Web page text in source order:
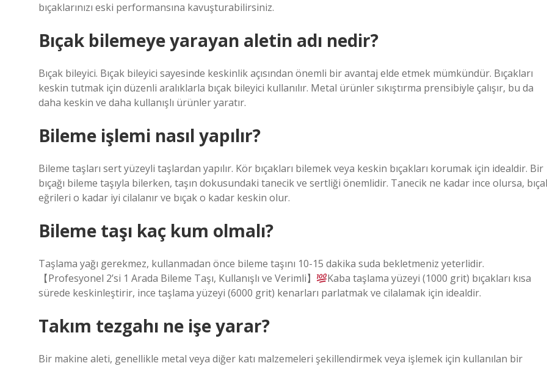
bıçaklarınızı eski performansına kavuşturabilirsiniz.
Bıçak bilemeye yarayan aletin adı nedir?
Bıçak bileyici. Bıçak bileyici sayesinde keskinlik açısından önemli bir avantaj elde etmek mümkündür. Bıçakları
keskin tutmak için düzenli aralıklarla bıçak bileyici kullanılır. Metal ürünler sıkıştırma prensibiyle çalışır, bu da
daha keskin ve daha kullanışlı ürünler yaratır.
Bileme işlemi nasıl yapılır?
Bileme taşları sert yüzeyli taşlardan yapılır. Kör bıçakları bilemek veya keskin bıçakları korumak için idealdir. Bir
bıçağı bileme taşıyla bilerken, taşın dokusundaki tanecik ve sertliği önemlidir. Tanecik ne kadar ince olursa,
eğrileri o kadar iyi cilalanır ve bıçak o kadar keskin olur.
Bileme taşı kaç kum olmalı?
Taşlama yağı gerekmez, kullanmadan önce bileme taşını 10-15 dakika suda bekletmeniz yeterlidir.
【Profesyonel 2’si 1 Arada Bileme Taşı, Kullanışlı ve Verimli】
Kaba taşlama yüzeyi (1000 grit) bıçakları kısa
sürede keskinleştirir, ince taşlama yüzeyi (6000 grit) kenarları parlatmak ve cilalamak için idealdir.
Takım tezgahı ne işe yarar?
Bir makine aleti, genellikle metal veya diğer katı malzemeleri şekillendirmek veya işlemek için kullanılan bir